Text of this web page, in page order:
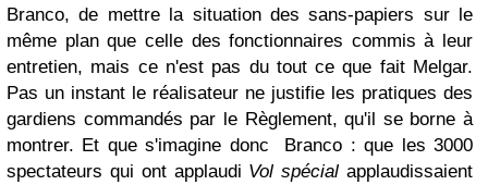
Branco, de mettre la situation des sans-papiers sur le
même plan que celle des fonctionnaires commis à leur
entretien, mais ce n'est pas du tout ce que fait Melgar.
Pas un instant le réalisateur ne justifie les pratiques des
gardiens commandés par le Règlement, qu'il se borne à
montrer. Et que s'imagine donc Branco : que les 3000
spectateurs qui ont applaudi Vol spécial applaudissaient